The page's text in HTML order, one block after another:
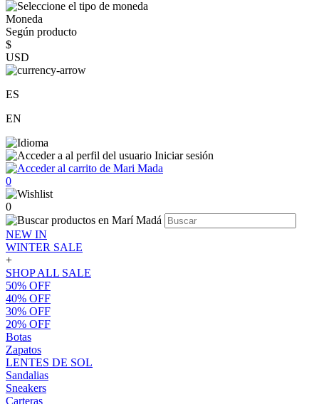
Moneda
Según producto
$
USD
ES
EN
Iniciar sesión
0
0
NEW IN
WINTER SALE
+
SHOP ALL SALE
50% OFF
40% OFF
30% OFF
20% OFF
Botas
Zapatos
LENTES DE SOL
Sandalias
Sneakers
Carteras